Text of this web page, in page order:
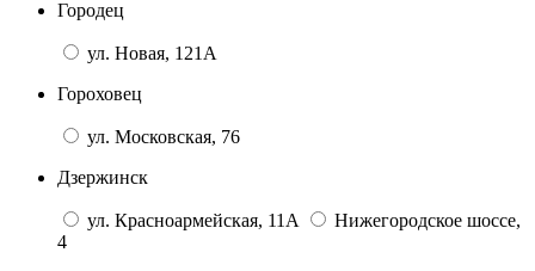
Городец
ул. Новая, 121А
Гороховец
ул. Московская, 76
Дзержинск
ул. Красноармейская, 11А
Нижегородское шоссе,
4